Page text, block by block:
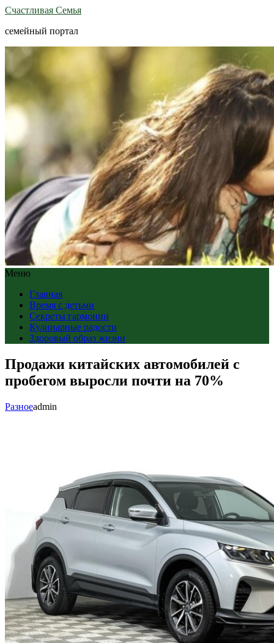
Счастливая Семья
семейный портал
Меню
Главная
Время с детьми
Секреты гармонии
Кулинарные радости
Здоровый образ жизни
Продажи китайских автомобилей с
пробегом выросли почти на 70%
Разноеadmin